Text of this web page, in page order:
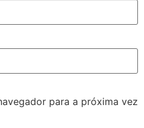
para a próxima vez